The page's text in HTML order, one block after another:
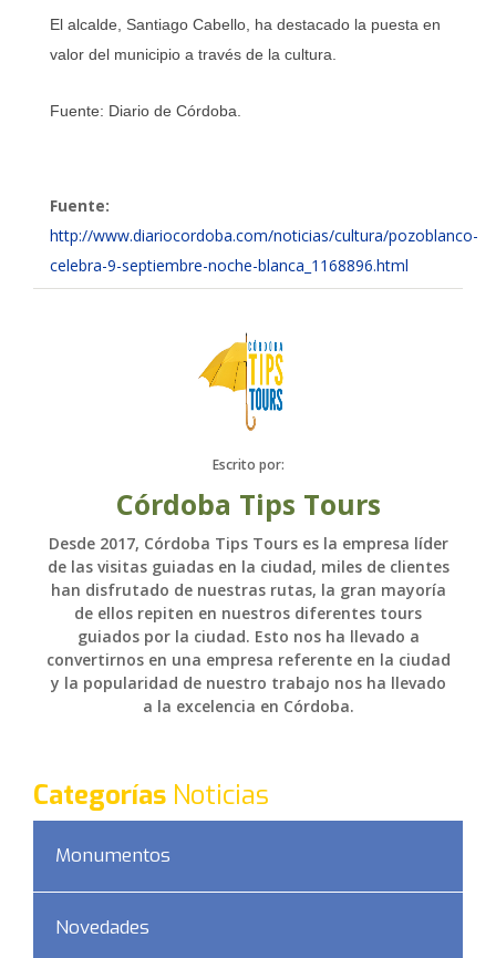
El alcalde, Santiago Cabello, ha destacado la puesta en
valor del municipio a través de la cultura.
Fuente: Diario de Córdoba.
Fuente:
http://www.diariocordoba.com/noticias/cultura/pozoblanco-
celebra-9-septiembre-noche-blanca_1168896.html
Escrito por:
Córdoba Tips Tours
Desde 2017, Córdoba Tips Tours es la empresa líder
de las visitas guiadas en la ciudad, miles de clientes
han disfrutado de nuestras rutas, la gran mayoría
de ellos repiten en nuestros diferentes tours
guiados por la ciudad. Esto nos ha llevado a
convertirnos en una empresa referente en la ciudad
y la popularidad de nuestro trabajo nos ha llevado
a la excelencia en Córdoba.
Categorías Noticias
Monumentos
Novedades